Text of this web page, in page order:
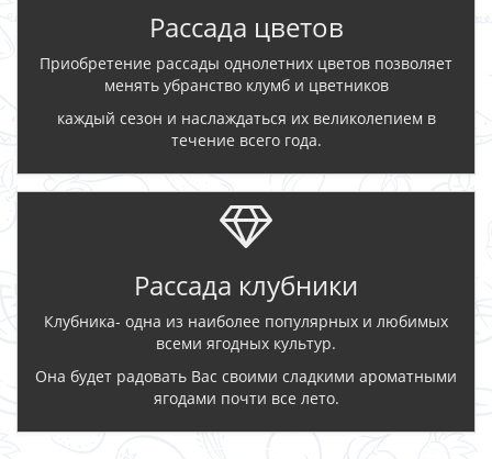
Рассада цветов
Приобретение рассады однолетних цветов позволяет
менять убранство клумб и цветников
каждый сезон и наслаждаться их великолепием в
течение всего года.
Рассада клубники
Клубника- одна из наиболее популярных и любимых
всеми ягодных культур.
Она будет радовать Вас своими сладкими ароматными
ягодами почти все лето.